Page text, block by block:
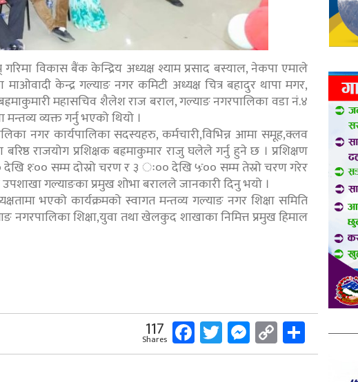
विकास बैंक केन्द्रिय अध्यक्ष श्याम प्रसाद बस्याल, नेकपा एमाले
केन्द्र गल्याङ नगर कमिटी अध्यक्ष चित्र बहादुर थापा मगर,
बह्रमाकुमारी महासचिव शैलेश राज बराल, गल्याङ नगरपालिका वडा नं.४
व्यक्त गर्नु भएको थियो ।
नगर कार्यपालिका सदस्यहरु, कर्मचारी,विभिन्न आमा समूह,क्लव
राजयोग प्रशिक्षक बह्रमाकुमार राजु घलेले गर्नु हुने छ । प्रशिक्षण
१ः०० सम्म दोस्रो चरण र ३ ः०० देखि ५ः०० सम्म तेस्रो चरण गरेर
उपशाखा गल्याङका प्रमुख शोभा बरालले जानकारी दिनु भयो ।
भएको कार्यक्रमको स्वागत मन्तव्य गल्याङ नगर शिक्षा समिति
नगरपालिका शिक्षा,युवा तथा खेलकुद शाखाका निमित्त प्रमुख हिमाल
117
Shares Facebook
Twitter
Messenger
Copy
Link
Share